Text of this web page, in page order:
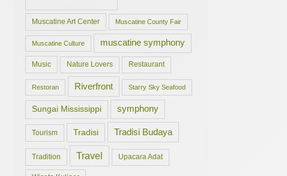
Muscatine Art Center Muscatine County Fair
Muscatine Culture muscatine symphony
Music Nature Lovers Restaurant
Restoran Riverfront Starry Sky Seafood
Sungai Mississippi symphony
Tourism Tradisi Tradisi Budaya
Tradition Travel Upacara Adat